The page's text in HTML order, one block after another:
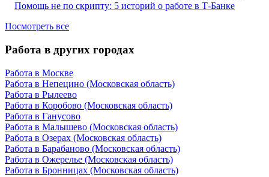
Помощь не по скрипту: 5 историй о работе в Т-Банке
Посмотреть все
Работа в других городах
Работа в Москве
Работа в Непецино (Московская область)
Работа в Рылеево
Работа в Коробово (Московская область)
Работа в Ганусово
Работа в Малышево (Московская область)
Работа в Озерах (Московская область)
Работа в Барабаново (Московская область)
Работа в Ожерелье (Московская область)
Работа в Бронницах (Московская область)